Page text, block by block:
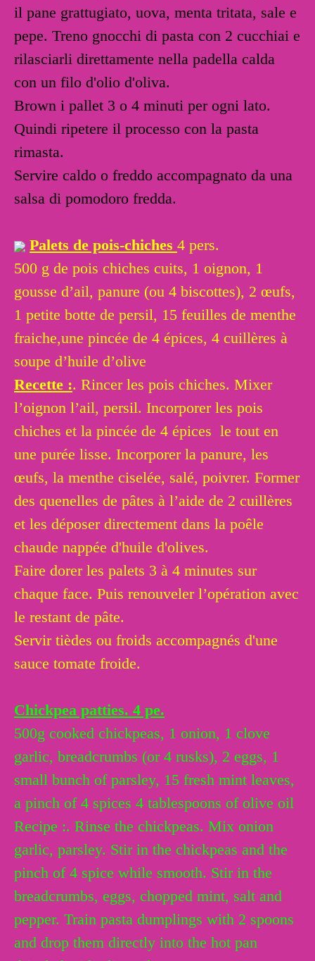
il pane grattugiato, uova, menta tritata, sale e
pepe. Treno gnocchi di pasta con 2 cucchiai e
rilasciarli direttamente nella padella calda
con un filo d'olio d'oliva.
Brown i pallet 3 o 4 minuti per ogni lato.
Quindi ripetere il processo con la pasta
rimasta.
Servire caldo o freddo accompagnato da una
salsa di pomodoro fredda.
Palets de pois-chiches 4 pers.
500 g de pois chiches cuits, 1 oignon, 1
gousse d’ail, panure (ou 4 biscottes), 2 œufs,
1 petite botte de persil, 15 feuilles de menthe
fraiche,une pincée de 4 épices, 4 cuillères à
soupe d’huile d’olive
Recette :. Rincer les pois chiches. Mixer
l’oignon l’ail, persil. Incorporer les pois
chiches et la pincée de 4 épices le tout en
une purée lisse. Incorporer la panure, les
œufs, la menthe ciselée, salé, poivrer. Former
des quenelles de pâtes à l’aide de 2 cuillères
et les déposer directement dans la poêle
chaude nappée d'huile d'olives.
Faire dorer les palets 3 à 4 minutes sur
chaque face. Puis renouveler l’opération avec
le restant de pâte.
Servir tièdes ou froids accompagnés d'une
sauce tomate froide.
Chickpea patties. 4 pe.
500g cooked chickpeas, 1 onion, 1 clove
garlic, breadcrumbs (or 4 rusks), 2 eggs, 1
small bunch of parsley, 15 fresh mint leaves,
a pinch of 4 spices 4 tablespoons of olive oil
Recipe :. Rinse the chickpeas. Mix onion
garlic, parsley. Stir in the chickpeas and the
pinch of 4 spice while smooth. Stir in the
breadcrumbs, eggs, chopped mint, salt and
pepper. Train pasta dumplings with 2 spoons
and drop them directly into the hot pan